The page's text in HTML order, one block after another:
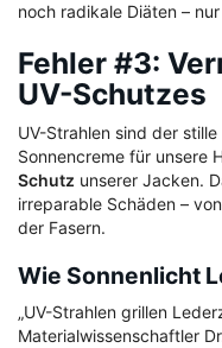
noch radikale Diäten –
Fehler #3:
UV-Schutzes
UV-Strahlen sind der
Sonnencreme für unsere
Schutz unserer Jacken.
irreparable Schäden –
der Fasern.
Wie Sonnenlicht
„UV-Strahlen grillen
Materialwissenschaftler